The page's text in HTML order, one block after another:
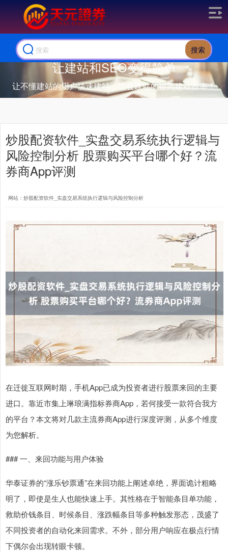
搜索
让建站和SEO变得简单
让不懂建站的用户快速建站，让会建站的提高建站效率！
炒股配资软件_实盘交易系统执行逻辑与
风险控制分析 股票购买平台哪个好？流
券商App评测
网站：炒股配资软件_实盘交易系统执行逻辑与风险控制分析
在迁徙互联网时期，手机App已成为投资者进行股票来回的主要
进口。靠近市集上琳琅满指标券商App，若何接受一款符合我方
的平台？本文将对几款主流券商App进行深度评测，从多个维度
为您解析。
### 一、来回功能与用户体验
华泰证券的“涨乐钞票通”在来回功能上阐述卓绝，界面诡计粗略
明了，即使是生人也能快速上手。其性格在于智能条目单功能，
救助价钱条目、时候条目、涨跌幅条目等多种触发形态，茂盛了
不同投资者的自动化来回需求。不外，部分用户响应在极点行情
下偶尔会出现转眼卡顿。